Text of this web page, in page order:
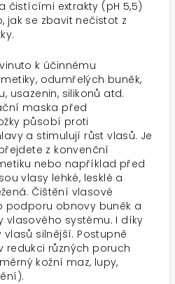
čistícími extrakty (pH 5,5)
jak se zbavit nečistot z
k účinnému
odumřelých buněk,
usazenin, silikonů atd.
maska před
působí proti
a stimulují růst vlasů. Je
z konvenční
nebo například před
vlasy lehké, lesklé a
Čištění vlasové
podporu obnovy buněk a
vlasového systému. I díky
silnější. Postupně
různých poruch
kožní maz, lupy,